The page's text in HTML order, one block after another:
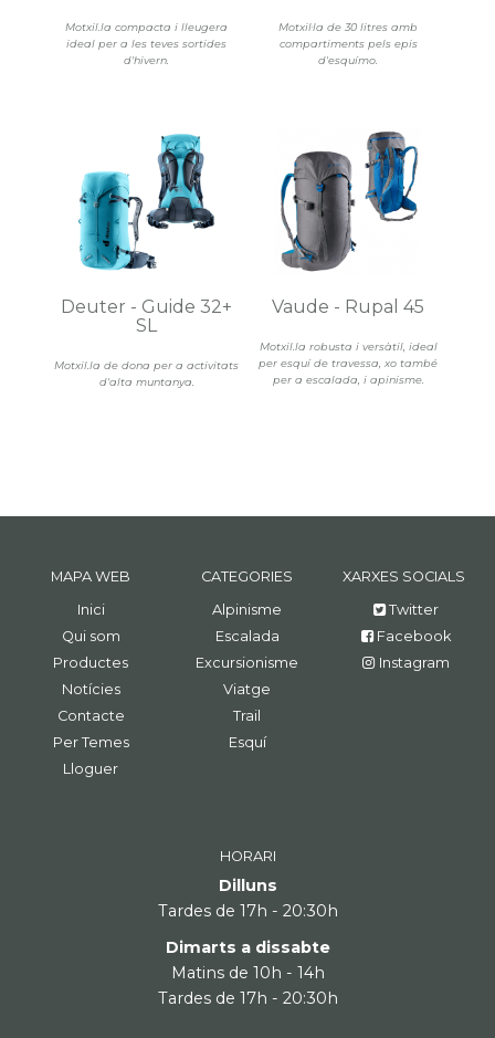
Motxil.la compacta i lleugera
ideal per a les teves sortides
d'hivern.
Motxil·la de 30 litres amb
compartiments pels epis
d'esquímo.
Motxil.la de dona per a activitats
d'alta muntanya.
Deuter - Guide 32+
SL
Motxil.la robusta i versàtil, ideal
per esquí de travessa, xo també
per a escalada, i apinisme.
Vaude - Rupal 45
MAPA WEB
Inici
Qui som
Productes
Notícies
Contacte
Per Temes
Lloguer
CATEGORIES
Alpinisme
Escalada
Excursionisme
Viatge
Trail
Esquí
XARXES SOCIALS
Twitter
Facebook
Instagram
HORARI
Dilluns
Tardes de 17h - 20:30h
Dimarts a dissabte
Matins de 10h - 14h
Tardes de 17h - 20:30h